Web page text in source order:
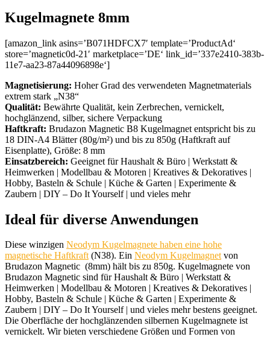
Kugelmagnete 8mm
[amazon_link asins=’B071HDFCX7′ template=’ProductAd‘
store=’magnetic0d-21′ marketplace=’DE‘ link_id=’337e2410-383b-
11e7-aa23-87a44096898e‘]
Magnetisierung: Hoher Grad des verwendeten Magnetmaterials
extrem stark „N38“
Qualität: Bewährte Qualität, kein Zerbrechen, vernickelt,
hochglänzend, silber, sichere Verpackung
Haftkraft: Brudazon Magnetic B8 Kugelmagnet entspricht bis zu
18 DIN-A4 Blätter (80g/m²) und bis zu 850g (Haftkraft auf
Eisenplatte), Größe: 8 mm
Einsatzbereich: Geeignet für Haushalt & Büro | Werkstatt &
Heimwerken | Modellbau & Motoren | Kreatives & Dekoratives |
Hobby, Basteln & Schule | Küche & Garten | Experimente &
Zaubern | DIY – Do It Yourself | und vieles mehr
Ideal für diverse Anwendungen
Diese winzigen Neodym Kugelmagnete haben eine hohe
magnetische Haftkraft(N38). Ein Neodym Kugelmagnetvon
Brudazon Magnetic (8mm) hält bis zu 850g. Kugelmagnete von
Brudazon Magnetic sind für Haushalt & Büro | Werkstatt &
Heimwerken | Modellbau & Motoren | Kreatives & Dekoratives |
Hobby, Basteln & Schule | Küche & Garten | Experimente &
Zaubern | DIY – Do It Yourself | und vieles mehr bestens geeignet.
Die Oberfläche der hochglänzenden silbernen Kugelmagnete ist
vernickelt. Wir bieten verschiedene Größen und Formen von